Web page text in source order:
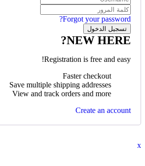
Forgot your password?
NEW HERE?
Registration is free and easy!
Faster checkout
Save multiple shipping addresses
View and track orders and more
Create an account
x